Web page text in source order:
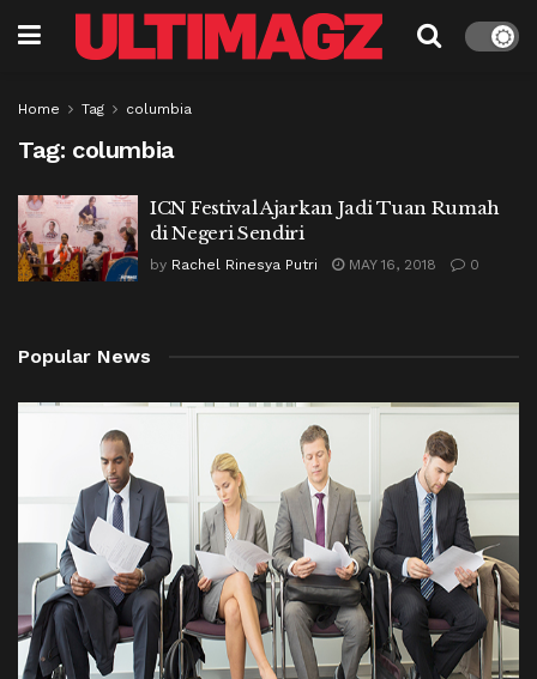
Home Tag columbia
Tag: columbia
ICN Festival Ajarkan Jadi Tuan Rumah
di Negeri Sendiri
by Rachel Rinesya Putri MAY 16, 2018 0
Popular News